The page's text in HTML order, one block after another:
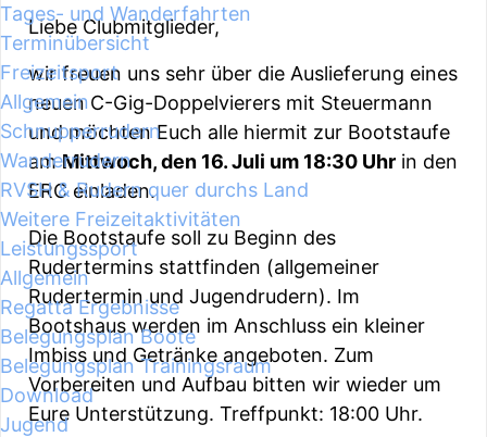
Tages- und Wanderfahrten
Terminübersicht
Freizeitsport
Allgemein
Schnupperrudern
Wanderrudern
RVSH & Rudern quer durchs Land
Weitere Freizeitaktivitäten
Leistungssport
Allgemein
Regatta Ergebnisse
Belegungsplan Boote
Belegungsplan Trainingsraum
Download
Jugend
Liebe Clubmitglieder,
wir freuen uns sehr über die Auslieferung eines
neuen C-Gig-Doppelvierers mit Steuermann
und möchten Euch alle hiermit zur Bootstaufe
amMittwoch, den 16. Juli um 18:30 Uhr in den
ERC einladen.
Die Bootstaufe soll zu Beginn des
Rudertermins stattfinden (allgemeiner
Rudertermin und Jugendrudern). Im
Bootshaus werden im Anschluss ein kleiner
Imbiss und Getränke angeboten. Zum
Vorbereiten und Aufbau bitten wir wieder um
Eure Unterstützung. Treffpunkt: 18:00 Uhr.